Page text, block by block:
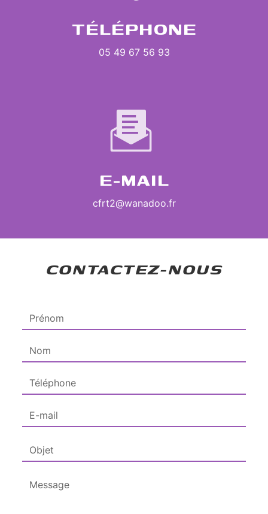
TÉLÉPHONE
05 49 67 56 93
E-MAIL
cfrt2@wanadoo.fr
CONTACTEZ-NOUS